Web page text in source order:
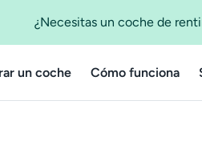
¿Necesitas un coche de
un coche Cómo funciona